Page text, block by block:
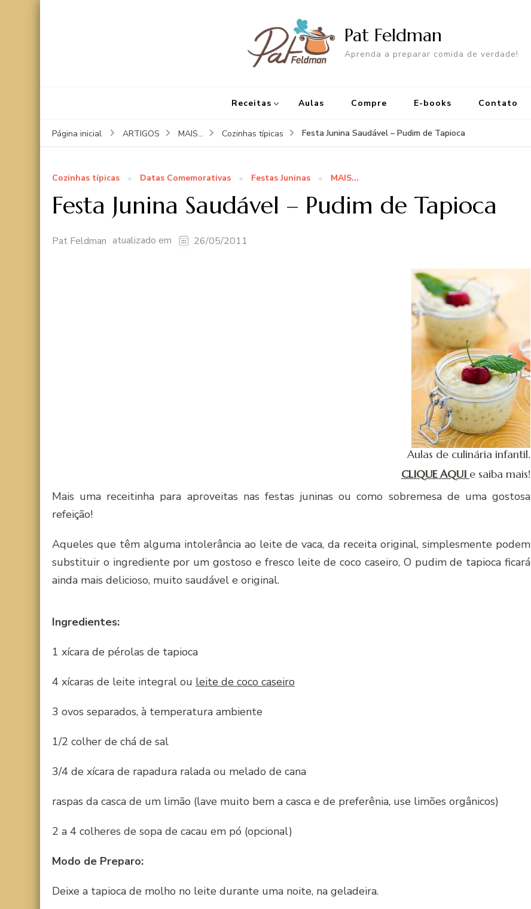
Pat Feldman
Aprenda a preparar comida de verdade!
Receitas Aulas Compre E-books Contato
Página inicial ARTIGOS MAIS... Cozinhas típicas Festa Junina Saudável – Pudim de Tapioca
Cozinhas típicas Datas Comemorativas Festas Juninas MAIS...
Festa Junina Saudável – Pudim de Tapioca
Pat Feldman atualizado em 26/05/2011
Aulas de culinária infantil.
CLIQUE AQUI e saiba mais!
Mais uma receitinha para aproveitas nas festas juninas ou como sobremesa de uma gostosa
refeição!
Aqueles que têm alguma intolerância ao leite de vaca, da receita original, simplesmente podem
substituir o ingrediente por um gostoso e fresco leite de coco caseiro, O pudim de tapioca ficará
ainda mais delicioso, muito saudável e original.
Ingredientes:
1 xícara de pérolas de tapioca
4 xícaras de leite integral ou leite de coco caseiro
3 ovos separados, à temperatura ambiente
1/2 colher de chá de sal
3/4 de xícara de rapadura ralada ou melado de cana
raspas da casca de um limão (lave muito bem a casca e de preferênia, use limões orgânicos)
2 a 4 colheres de sopa de cacau em pó (opcional)
Modo de Preparo:
Deixe a tapioca de molho no leite durante uma noite, na geladeira.